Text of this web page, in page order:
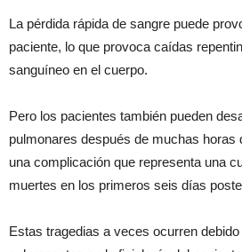
La pérdida rápida de sangre puede
paciente, lo que provoca caídas
sanguíneo en el cuerpo.
Pero los pacientes también pueden
pulmonares después de muchas horas
una complicación que representa una
muertes en los primeros seis días
Estas tragedias a veces ocurren debido